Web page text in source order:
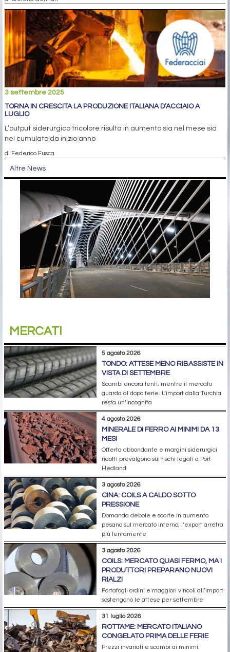
3 settembre 2025
TORNA IN CRESCITA LA PRODUZIONE ITALIANA D’ACCIAIO A
LUGLIO
L’output siderurgico tricolore risulta in aumento sia nel mese sia
nel cumulato da inizio anno
di Federico Fusca
Altre News
MERCATI
5 agosto 2026
TONDO: ATTESE MENO RIBASSISTE IN
VISTA DI SETTEMBRE
Scambi ancora lenti, mentre il mercato
guarda al dopo ferie. L’import dalla Turchia
resta un’incognita
4 agosto 2026
MINERALE DI FERRO AI MINIMI DA 13
MESI
Offerta abbondante e margini siderurgici
ridotti prevalgono sui rischi legati a Port
Hedland
3 agosto 2026
CINA: COILS A CALDO SOTTO
PRESSIONE
Domanda debole e scorte in aumento
pesano sul mercato interno; l’export arretra
più lentamente
3 agosto 2026
COILS: MERCATO QUASI FERMO, MA I
PRODUTTORI PREPARANO NUOVI
RIALZI
Portafogli ordini e maggiori vincoli all’import
sostengono le attese per settembre
31 luglio 2026
ROTTAME: MERCATO ITALIANO
CONGELATO PRIMA DELLE FERIE
Prezzi invariati e scambi ai minimi.